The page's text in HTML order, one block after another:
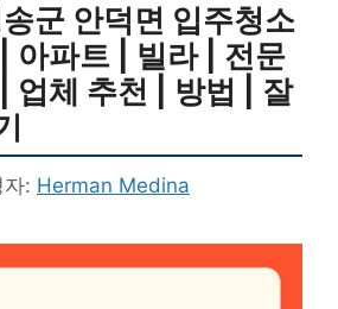
군 안덕면 입주청소
아파트 | 빌라 | 전문
업체 추천 | 방법 | 잘
자: Herman Medina